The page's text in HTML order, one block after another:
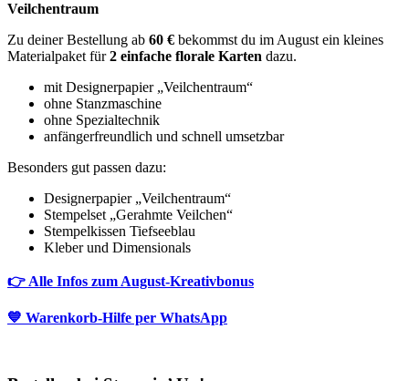
Veilchentraum
Zu deiner Bestellung ab 60 € bekommst du im August ein kleines
Materialpaket für2 einfache florale Karten dazu.
mit Designerpapier „Veilchentraum“
ohne Stanzmaschine
ohne Spezialtechnik
anfängerfreundlich und schnell umsetzbar
Besonders gut passen dazu:
Designerpapier „Veilchentraum“
Stempelset „Gerahmte Veilchen“
Stempelkissen Tiefseeblau
Kleber und Dimensionals
👉 Alle Infos zum August-Kreativbonus
💙 Warenkorb-Hilfe per WhatsApp